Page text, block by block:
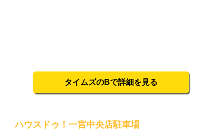
タイムズのBで詳細を見る
ハウスドゥ！一宮中央店駐車場